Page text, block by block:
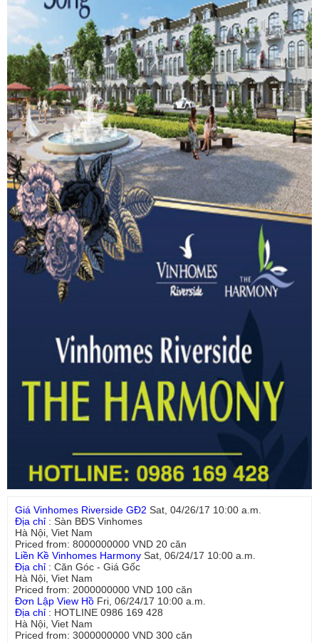
Giá Vinhomes Riverside GĐ2 Sat, 04/26/17 10:00 a.m.
Địa chỉ : Sàn BĐS Vinhomes
Hà Nội Viet Nam
Priced from: 8000000000 VND 20 căn
Liền Kề Vinhomes Harmony Sat, 06/24/17 10:00 a.m.
Địa chỉ : Căn Góc - Giá Gốc
Hà Nội Viet Nam
Priced from: 2000000000 VND 100 căn
Đơn Lập View Hồ Fri, 06/24/17 10:00 a.m.
Địa chỉ : HOTLINE 0986 169 428
Hà Nội Viet Nam
Priced from: 3000000000 VND 300 căn